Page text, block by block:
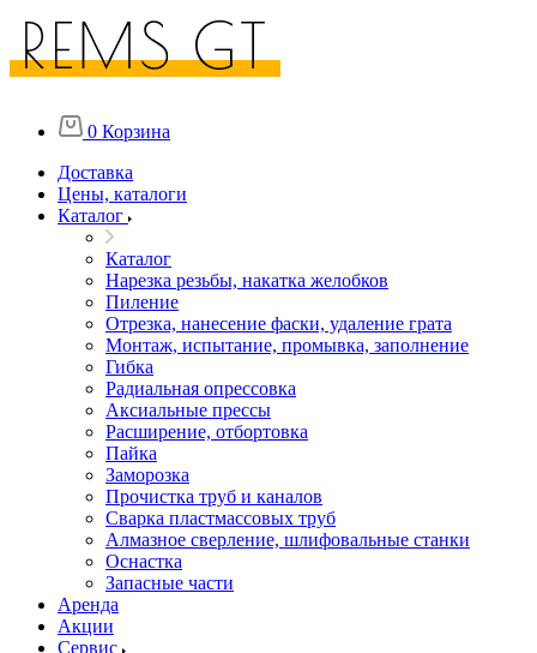
0 Корзина
Доставка
Цены, каталоги
Каталог
Каталог
Нарезка резьбы, накатка желобков
Пиление
Отрезка, нанесение фаски, удаление грата
Монтаж, испытание, промывка, заполнение
Гибка
Радиальная опрессовка
Аксиальные прессы
Расширение, отбортовка
Пайка
Заморозка
Прочистка труб и каналов
Сварка пластмассовых труб
Алмазное сверление, шлифовальные станки
Оснастка
Запасные части
Аренда
Акции
Сервис